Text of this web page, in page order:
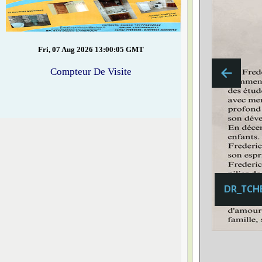
Fri, 07 Aug 2026 13:00:05 GMT
Compteur De Visite